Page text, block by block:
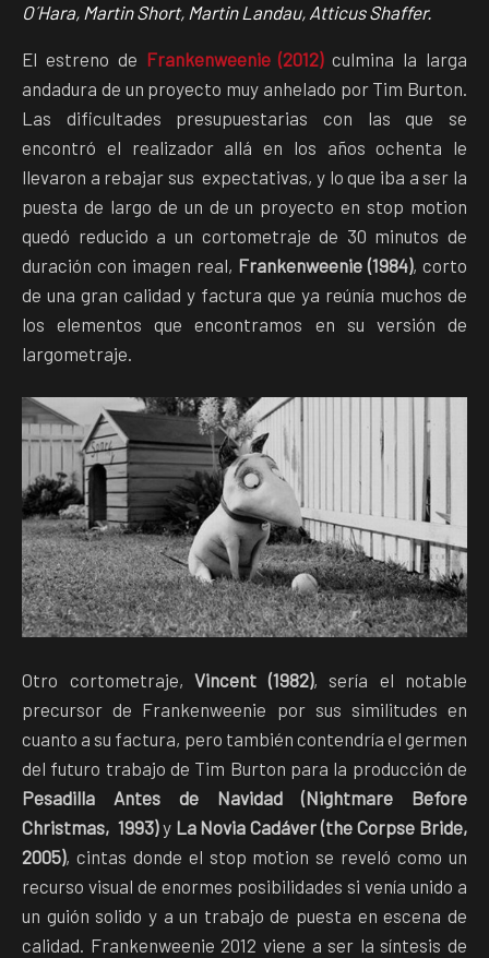
O´Hara, Martin Short, Martin Landau, Atticus Shaffer.
El estreno de Frankenweenie (2012)culmina la larga
andadura de un proyecto muy anhelado por Tim Burton.
Las dificultades presupuestarias con las que se
encontró el realizador allá en los años ochenta le
llevaron a rebajar sus expectativas, y lo que iba a ser la
puesta de largo de un de un proyecto en stop motion
quedó reducido a un cortometraje de 30 minutos de
duración con imagen real, Frankenweenie (1984), corto
de una gran calidad y factura que ya reúnía muchos de
los elementos que encontramos en su versión de
largometraje.
Otro cortometraje, Vincent (1982), sería el notable
precursor de Frankenweenie por sus similitudes en
cuanto a su factura, pero también contendría el germen
del futuro trabajo de Tim Burton para la producción de
Pesadilla Antes de Navidad (Nightmare Before
Christmas, 1993)y La Novia Cadáver (the Corpse Bride,
2005), cintas donde el stop motion se reveló como un
recurso visual de enormes posibilidades si venía unido a
un guión solido y a un trabajo de puesta en escena de
calidad. Frankenweenie 2012 viene a ser la síntesis de